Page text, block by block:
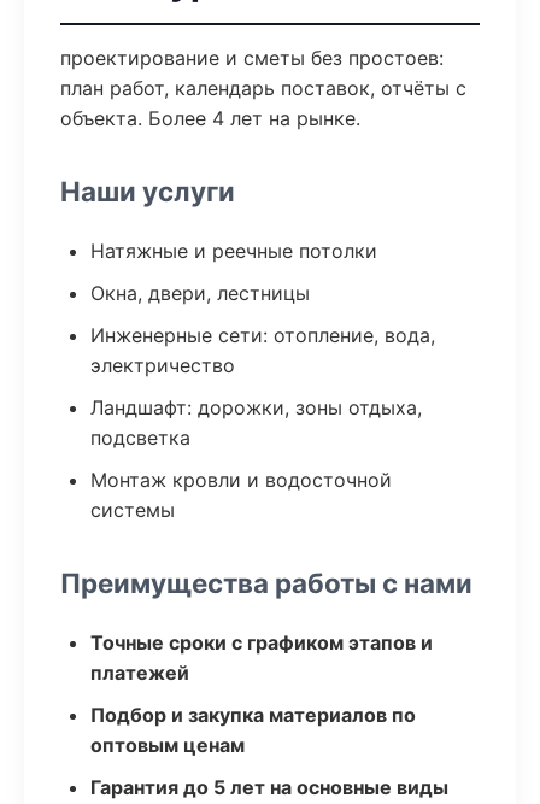
проектирование и сметы без простоев:
план работ, календарь поставок, отчёты с
объекта. Более 4 лет на рынке.
Наши услуги
Натяжные и реечные потолки
Окна, двери, лестницы
Инженерные сети: отопление, вода,
электричество
Ландшафт: дорожки, зоны отдыха,
подсветка
Монтаж кровли и водосточной
системы
Преимущества работы с нами
Точные сроки с графиком этапов и
платежей
Подбор и закупка материалов по
оптовым ценам
Гарантия до 5 лет на основные виды